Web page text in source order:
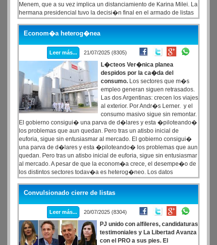
Menem, que a su vez implica un distanciamiento de Karina Milei. La
hermana presidencial tuvo la decisi�n final en el armado de listas
bonaerenses, por lo cual el propio Caputo y muchos de sus aliados
se quedaron afuera.
Econom�a heterog�nea
Leer más... 21/07/2025 (8305)
L�cteos Ver�nica planea
despidos por la ca�da del
consumo. Los sectores que m�s
empleo generan siguen retrasados.
Las dos Argentinas: crecen los viajes
al exterior. Por Andr�s Lerner. y el
consumo masivo sigue sin remontar.
El gobierno consigui� una parva de d�lares y esta �piloteando�
los problemas que aun quedan. Pero tras un atisbo inicial de
euforia, sigue sin entusiasmar al mercado. El gobierno consigui�
una parva de d�lares y esta �piloteando� los problemas que aun
quedan. Pero tras un atisbo inicial de euforia, sigue sin entusiasmar
al mercado. A pesar de que la econom�a crece, el desempe�o de
los distintos sectores todav�a es heterog�neo. Los datos
muestran que las situaciones m�s complejas se ven en aquellos
rubros que m�s empleo generan
Convulsionado cierre de listas
Leer más... 20/07/2025 (8304)
PJ unido con alfileres, candidaturas
testimoniales y La Libertad Avanza
con el PRO a sus pies. El